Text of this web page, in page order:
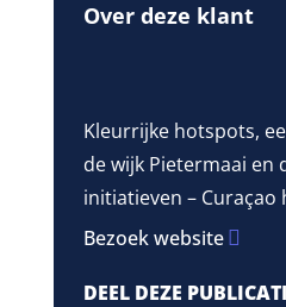
Over deze klant
Kleurrijke hotspots,
de wijk Pietermaai en
initiatieven – Curaçao
Bezoek website
DEEL DEZE